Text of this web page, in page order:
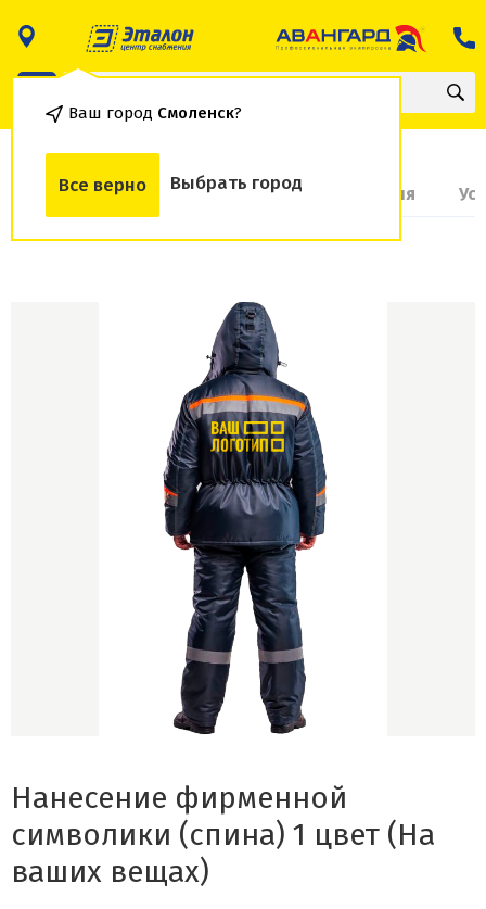
Ваш город Смоленск?
Все верно Выбрать город
О товаре Доставка и оплата Гарантия
Нанесение фирменной
символики (спина) 1 цвет (На
ваших вещах)